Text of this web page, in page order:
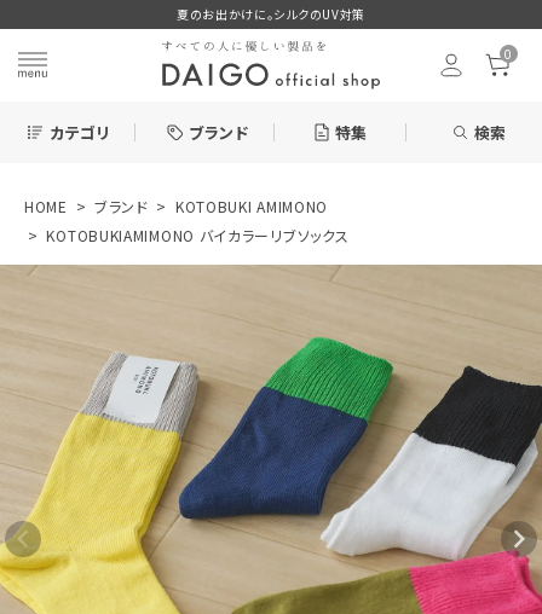
夏のお出かけに。シルクのUV対策
0
カテゴリ ブランド 特集 検索
search
KOTOBUKIAMI
MONO バイカラ
ーリブソックス
1,320円 (税込)
HOME ブランド
KOTOBUKI AMIMONO
KOTOBUKIAMIMONO バイカラーリブソックス